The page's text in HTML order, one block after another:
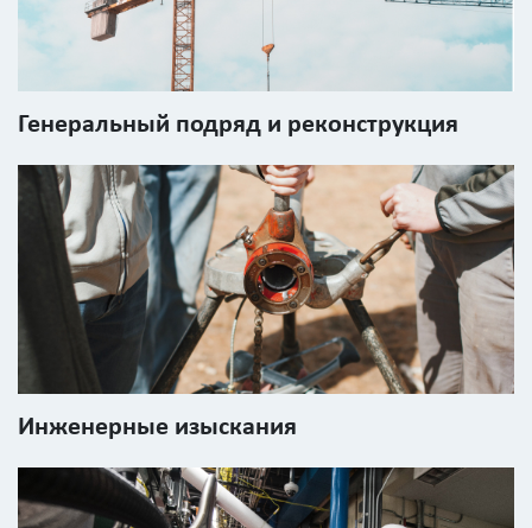
Генеральный подряд и реконструкция
Инженерные изыскания